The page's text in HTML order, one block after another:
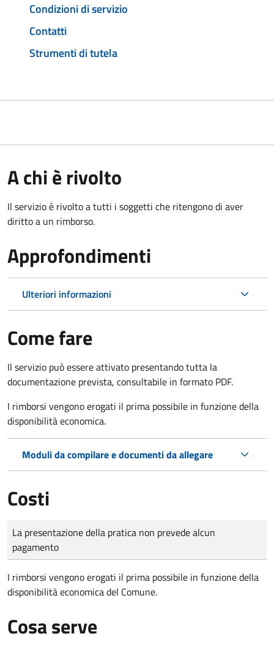
Condizioni di servizio
Contatti
Strumenti di tutela
A chi è rivolto
Il servizio è rivolto a tutti i soggetti che ritengono di aver
diritto a un rimborso.
Approfondimenti
Ulteriori informazioni
Come fare
Il servizio può essere attivato presentando tutta la
documentazione prevista, consultabile in formato PDF.
I rimborsi vengono erogati il prima possibile in funzione della
disponibilità economica.
Moduli da compilare e documenti da allegare
Costi
Tipo di pagamento
Importo
La presentazione della pratica non prevede alcun
pagamento
I rimborsi vengono erogati il prima possibile in funzione della
disponibilità economica del Comune.
Cosa serve